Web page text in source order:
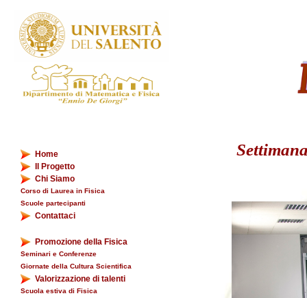
Home
Il Progetto
Chi Siamo
Corso di Laurea in Fisica
Scuole partecipanti
Contattaci
Promozione della Fisica
Seminari e Conferenze
Giornate della Cultura Scientifica
Valorizzazione di talenti
Scuola estiva di Fisica